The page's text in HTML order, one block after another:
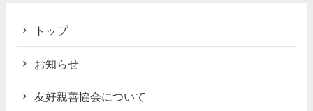
トップ
お知らせ
友好親善協会について